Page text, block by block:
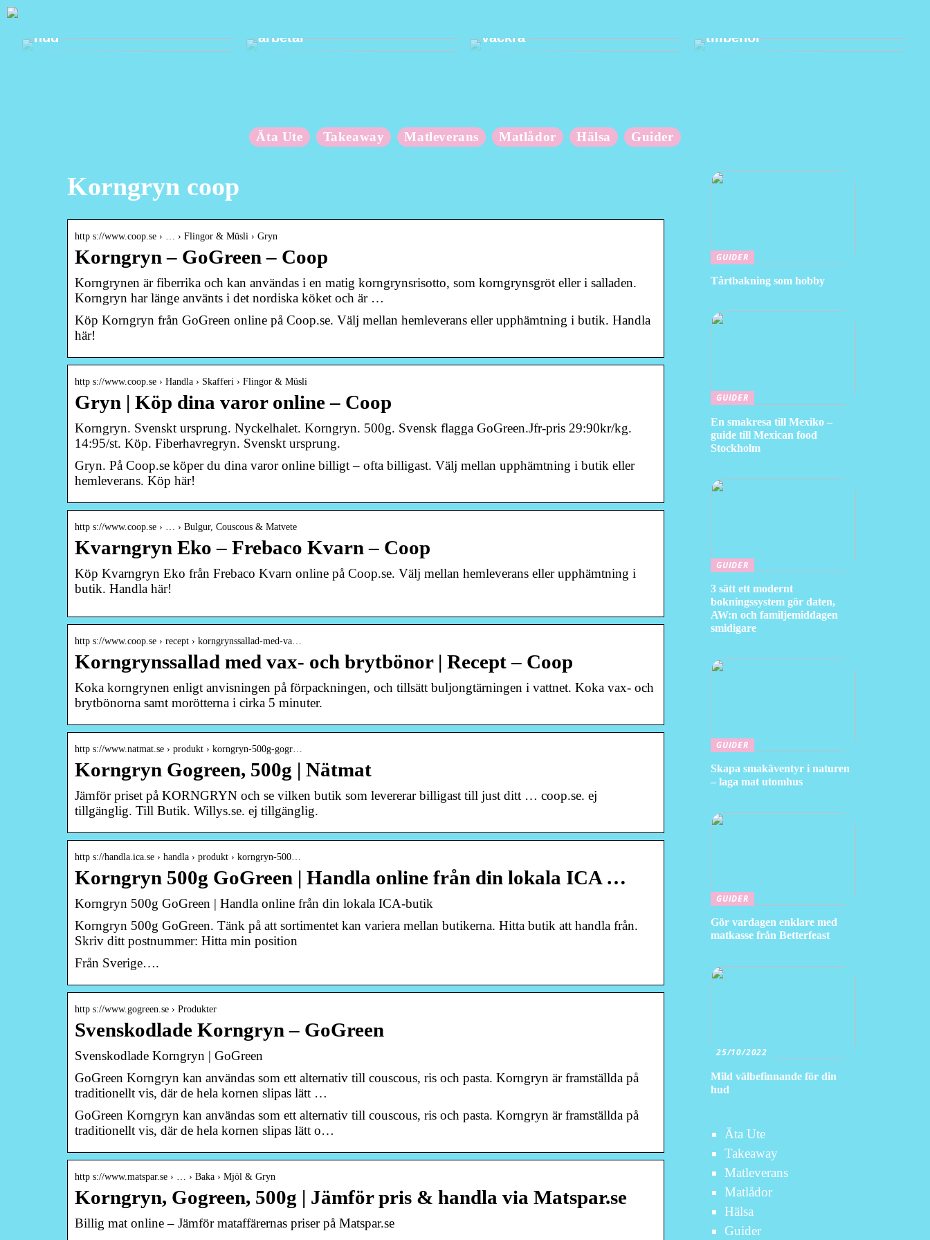
hud
arbetar
vackra
tillbehör
Äta Ute Takeaway Matleverans Matlådor Hälsa Guider
Korngryn coop
http s://www.coop.se › … › Flingor & Müsli › Gryn
Korngryn – GoGreen – Coop
Korngrynen är fiberrika och kan användas i en matig korngrynsrisotto, som korngrynsgröt eller i salladen.
Korngryn har länge använts i det nordiska köket och är …
Köp Korngryn från GoGreen online på Coop.se. Välj mellan hemleverans eller upphämtning i butik. Handla
här!
http s://www.coop.se › Handla › Skafferi › Flingor & Müsli
Gryn | Köp dina varor online – Coop
Korngryn. Svenskt ursprung. Nyckelhalet. Korngryn. 500g. Svensk flagga GoGreen.Jfr-pris 29:90kr/kg.
14:95/st. Köp. Fiberhavregryn. Svenskt ursprung.
Gryn. På Coop.se köper du dina varor online billigt – ofta billigast. Välj mellan upphämtning i butik eller
hemleverans. Köp här!
http s://www.coop.se › … › Bulgur, Couscous & Matvete
Kvarngryn Eko – Frebaco Kvarn – Coop
Köp Kvarngryn Eko från Frebaco Kvarn online på Coop.se. Välj mellan hemleverans eller upphämtning i
butik. Handla här!
http s://www.coop.se › recept › korngrynssallad-med-va…
Korngrynssallad med vax- och brytbönor | Recept – Coop
Koka korngrynen enligt anvisningen på förpackningen, och tillsätt buljongtärningen i vattnet. Koka vax- och
brytbönorna samt morötterna i cirka 5 minuter.
http s://www.natmat.se › produkt › korngryn-500g-gogr…
Korngryn Gogreen, 500g | Nätmat
Jämför priset på KORNGRYN och se vilken butik som levererar billigast till just ditt … coop.se. ej
tillgänglig. Till Butik. Willys.se. ej tillgänglig.
http s://handla.ica.se › handla › produkt › korngryn-500…
Korngryn 500g GoGreen | Handla online från din lokala ICA …
Korngryn 500g GoGreen | Handla online från din lokala ICA-butik
Korngryn 500g GoGreen. Tänk på att sortimentet kan variera mellan butikerna. Hitta butik att handla från.
Skriv ditt postnummer: Hitta min position
Från Sverige….
http s://www.gogreen.se › Produkter
Svenskodlade Korngryn – GoGreen
Svenskodlade Korngryn | GoGreen
GoGreen Korngryn kan användas som ett alternativ till couscous, ris och pasta. Korngryn är framställda på
traditionellt vis, där de hela kornen slipas lätt …
GoGreen Korngryn kan användas som ett alternativ till couscous, ris och pasta. Korngryn är framställda på
traditionellt vis, där de hela kornen slipas lätt o…
http s://www.matspar.se › … › Baka › Mjöl & Gryn
Korngryn, Gogreen, 500g | Jämför pris & handla via Matspar.se
Billig mat online – Jämför mataffärernas priser på Matspar.se
GUIDER
Tårtbakning som hobby
GUIDER
En smakresa till Mexiko –
guide till Mexican food
Stockholm
GUIDER
3 sätt ett modernt
bokningssystem gör daten,
AW:n och familjemiddagen
smidigare
GUIDER
Skapa smakäventyr i naturen
– laga mat utomhus
GUIDER
Gör vardagen enklare med
matkasse från Betterfeast
25/10/2022
Mild välbefinnande för din
hud
Äta Ute
Takeaway
Matleverans
Matlådor
Hälsa
Guider